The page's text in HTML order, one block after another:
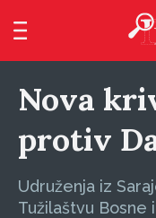
Nova
protiv
Udruženja iz
Tužilaštvu Bosne